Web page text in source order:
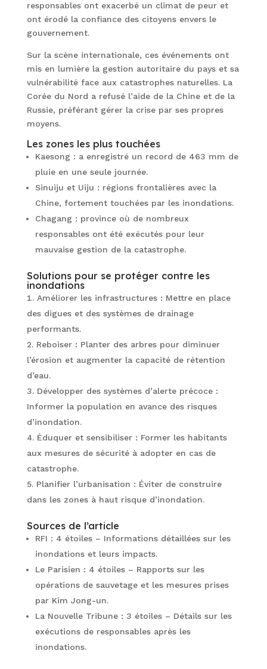
responsables ont exacerbé un climat de peur et
ont érodé la confiance des citoyens envers le
gouvernement.
Sur la scène internationale, ces événements ont
mis en lumière la gestion autoritaire du pays et sa
vulnérabilité face aux catastrophes naturelles. La
Corée du Nord a refusé l’aide de la Chine et de la
Russie, préférant gérer la crise par ses propres
moyens.
Les zones les plus touchées
Kaesong : a enregistré un record de 463 mm de
pluie en une seule journée.
Sinuiju et Uiju : régions frontalières avec la
Chine, fortement touchées par les inondations.
Chagang : province où de nombreux
responsables ont été exécutés pour leur
mauvaise gestion de la catastrophe.
Solutions pour se protéger contre les
inondations
Améliorer les infrastructures : Mettre en place
des digues et des systèmes de drainage
performants.
Reboiser : Planter des arbres pour diminuer
l’érosion et augmenter la capacité de rétention
d’eau.
Développer des systèmes d’alerte précoce :
Informer la population en avance des risques
d’inondation.
Éduquer et sensibiliser : Former les habitants
aux mesures de sécurité à adopter en cas de
catastrophe.
Planifier l’urbanisation : Éviter de construire
dans les zones à haut risque d’inondation.
Sources de l’article
RFI : 4 étoiles – Informations détaillées sur les
inondations et leurs impacts.
Le Parisien : 4 étoiles – Rapports sur les
opérations de sauvetage et les mesures prises
par Kim Jong-un.
La Nouvelle Tribune : 3 étoiles – Détails sur les
exécutions de responsables après les
inondations.